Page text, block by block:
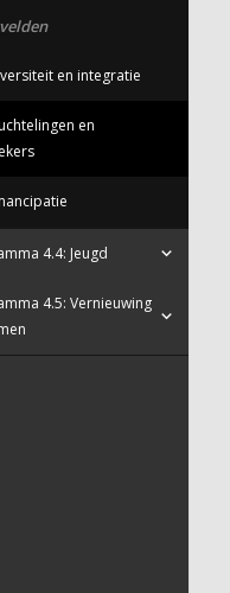
en integratie
en
4.4: Jeugd
4.5: Vernieuwing